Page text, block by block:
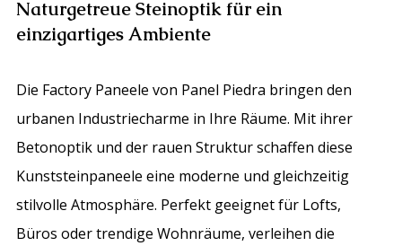
Naturgetreue Steinoptik für ein
einzigartiges Ambiente
Die Factory Paneele von Panel Piedra bringen den
urbanen Industriecharme in Ihre Räume. Mit ihrer
Betonoptik und der rauen Struktur schaffen diese
Kunststeinpaneele eine moderne und gleichzeitig
stilvolle Atmosphäre. Perfekt geeignet für Lofts,
Büros oder trendige Wohnräume, verleihen die